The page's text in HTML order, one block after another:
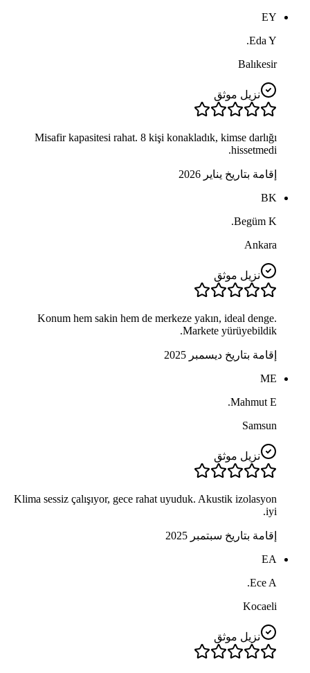
EY
Eda Y.
Balıkesir
نزيل موثق
Misafir kapasitesi rahat. 8 kişi konakladık, kimse darlığı
hissetmedi.
إقامة بتاريخ يناير 2026
BK
Begüm K.
Ankara
نزيل موثق
Konum hem sakin hem de merkeze yakın, ideal denge.
Markete yürüyebildik.
إقامة بتاريخ ديسمبر 2025
ME
Mahmut E.
Samsun
نزيل موثق
Klima sessiz çalışıyor, gece rahat uyuduk. Akustik izolasyon
iyi.
إقامة بتاريخ سبتمبر 2025
EA
Ece A.
Kocaeli
نزيل موثق